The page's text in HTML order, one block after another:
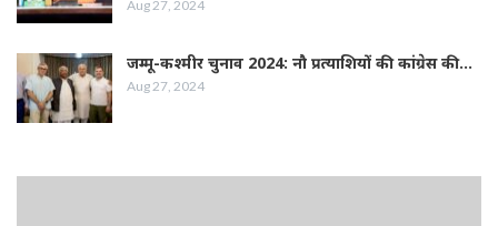
Aug 27, 2024
जम्‍मू-कश्‍मीर चुनाव 2024: नौ प्रत्‍याशियों की कांग्रेस की…
Aug 27, 2024